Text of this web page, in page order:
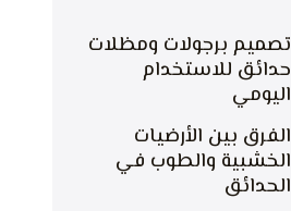
تصميم برجولات ومظلات
حدائق للاستخدام
اليومي
الفرق بين الأرضيات
الخشبية والطوب في
الحدائق